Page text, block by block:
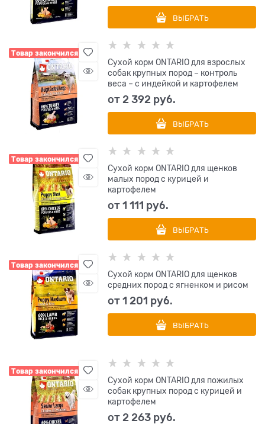
ВЫБРАТЬ
Товар закончился
Сухой корм ONTARIO для взрослых
собак крупных пород – контроль
веса – с индейкой и картофелем
от2 392 руб.
ВЫБРАТЬ
Товар закончился
Сухой корм ONTARIO для щенков
малых пород с курицей и
картофелем
от1 111 руб.
ВЫБРАТЬ
Товар закончился
Сухой корм ONTARIO для щенков
средних пород с ягненком и рисом
от1 201 руб.
ВЫБРАТЬ
Товар закончился
Сухой корм ONTARIO для пожилых
собак крупных пород с курицей и
картофелем
от2 263 руб.